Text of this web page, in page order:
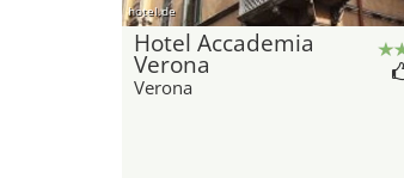
hotel.de
Hotel Accademia
Verona
Verona